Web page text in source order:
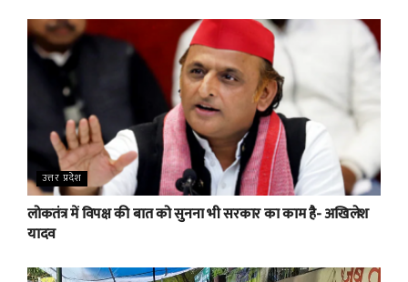
उत्तर प्रदेश
लोकतंत्र में विपक्ष की बात को सुनना भी सरकार का काम है- अखिलेश
यादव